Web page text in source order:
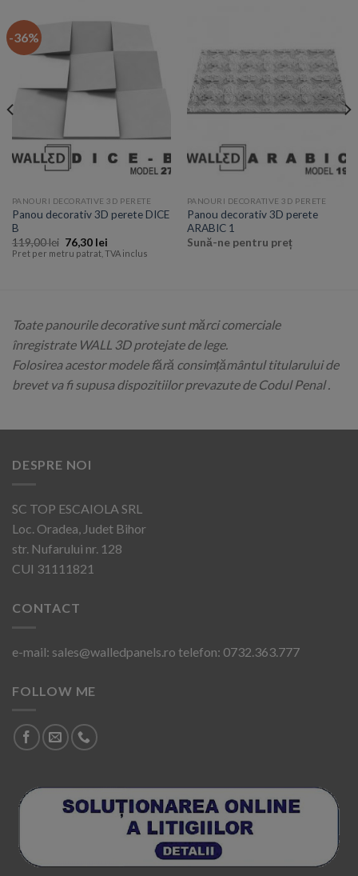
-36%
PANOURI DECORATIVE 3D PERETE
Panou decorativ 3D perete DICE
B
119,00lei 76,30 lei
Pret per metru patrat, TVA inclus
PANOURI DECORATIVE 3D PERETE
Panou decorativ 3D perete
ARABIC 1
Sună-ne pentru preț
Toate panourile decorative sunt mărci comerciale
înregistrate WALL 3D protejate de lege.
Folosirea acestor modele fără consimțământul titularului de
brevet va fi supusa dispozitiilor prevazute de Codul Penal .
DESPRE NOI
SC TOP ESCAIOLA SRL
Loc. Oradea, Judet Bihor
str. Nufarului nr. 128
CUI 31111821
CONTACT
e-mail: sales@walledpanels.ro telefon: 0732.363.777
FOLLOW ME